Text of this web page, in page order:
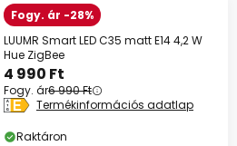
Fogy. ár -28%
LUUMR Smart LED C35 matt E14 4,2 W
Hue ZigBee
4 990 Ft
Fogy. ár6 990 Ft
Termékinformációs adatlap
Raktáron